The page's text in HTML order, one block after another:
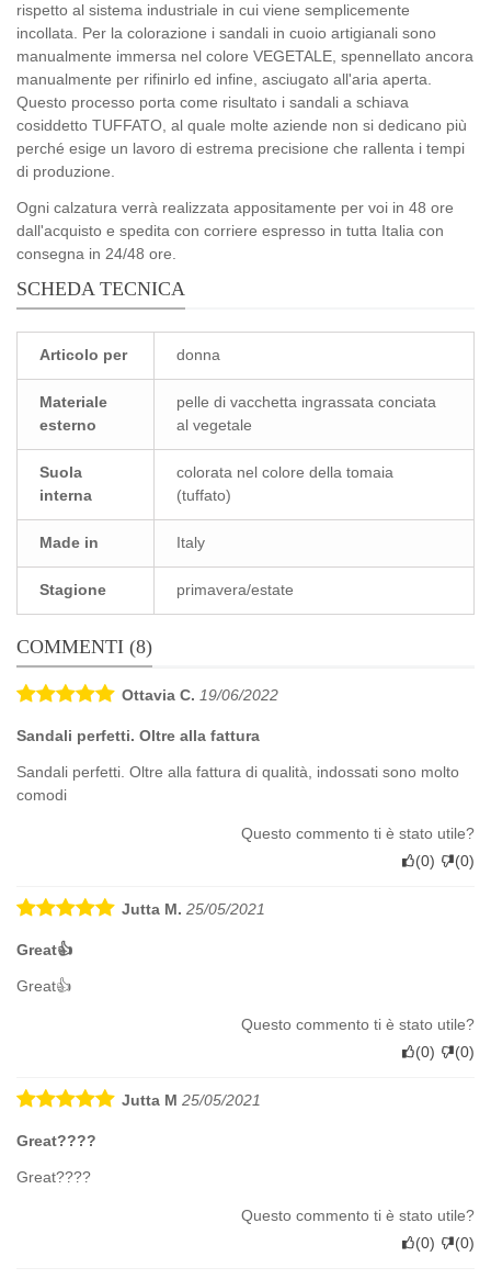
rispetto al sistema industriale in cui viene semplicemente
incollata. Per la colorazione i sandali in cuoio artigianali sono
manualmente immersa nel colore VEGETALE, spennellato ancora
manualmente per rifinirlo ed infine, asciugato all'aria aperta.
Questo processo porta come risultato i sandali a schiava
cosiddetto TUFFATO, al quale molte aziende non si dedicano più
perché esige un lavoro di estrema precisione che rallenta i tempi
di produzione.
Ogni calzatura verrà realizzata appositamente per voi in 48 ore
dall'acquisto e spedita con corriere espresso in tutta Italia con
consegna in 24/48 ore.
SCHEDA TECNICA
Articolo per donna
Materiale
esterno
pelle di vacchetta ingrassata conciata
al vegetale
Suola
interna
colorata nel colore della tomaia
(tuffato)
Made in Italy
Stagione primavera/estate
COMMENTI (8)
Ottavia C. 19/06/2022
Sandali perfetti. Oltre alla fattura
Sandali perfetti. Oltre alla fattura di qualità, indossati sono molto
comodi
Questo commento ti è stato utile?
(0) (0)
Jutta M. 25/05/2021
Great👍
Great👍
Questo commento ti è stato utile?
(0) (0)
Jutta M 25/05/2021
Great????
Great????
Questo commento ti è stato utile?
(0) (0)